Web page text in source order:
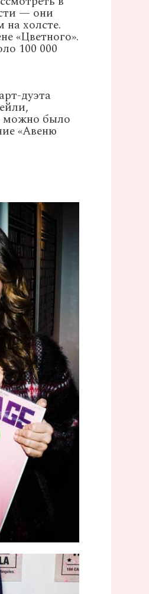
— они
холсте.
«Цветного».
100 000
дуэта
можно было
«Авеню